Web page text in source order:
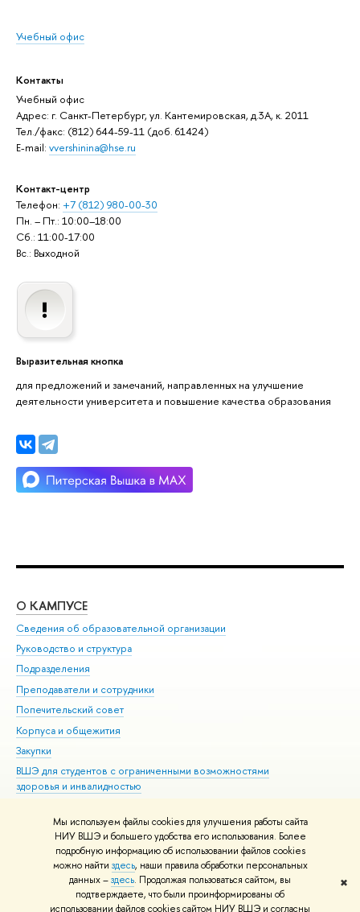
Мы используем файлы cookies для улучшения работы сайта
НИУ ВШЭ и большего удобства его использования. Более
подробную информацию об использовании файлов cookies
можно найти здесь, наши правила обработки персональных
данных –здесь. Продолжая пользоваться сайтом, вы
подтверждаете, что были проинформированы об
использовании файлов cookies сайтом НИУ ВШЭ и согласны
✖
Учебный офис
Контакты
Учебный офис
Адрес: г. Санкт-Петербург, ул. Кантемировская, д.3А, к. 2011
Тел./факс: (812) 644-59-11 (доб. 61424)
E-mail: vvershinina@hse.ru
Контакт-центр
Телефон: +7 (812) 980-00-30
Пн. – Пт.: 10:00–18:00
Сб.: 11:00-17:00
Вс.: Выходной
Выразительная кнопка
для предложений и замечаний, направленных на улучшение
деятельности университета и повышение качества образования
О КАМПУСЕ
Сведения об образовательной организации
Руководство и структура
Подразделения
Преподаватели и сотрудники
Попечительский совет
Корпуса и общежития
Закупки
ВШЭ для студентов с ограниченными возможностями
здоровья и инвалидностью
Единая платежная страница
© НИУ ВШЭ 1993–2026 Адреса и контакты Условия использования